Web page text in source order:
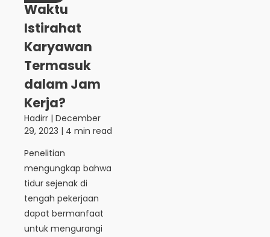
Waktu
Istirahat
Karyawan
Termasuk
dalam Jam
Kerja?
Hadirr | December
29, 2023 | 4 min read
Penelitian
mengungkap bahwa
tidur sejenak di
tengah pekerjaan
dapat bermanfaat
untuk mengurangi